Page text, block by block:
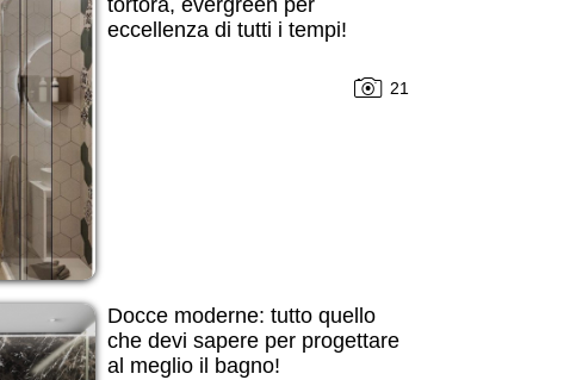
eccellenza di tutti i tempi!
21
Docce moderne: tutto quello
che devi sapere per progettare
al meglio il bagno!